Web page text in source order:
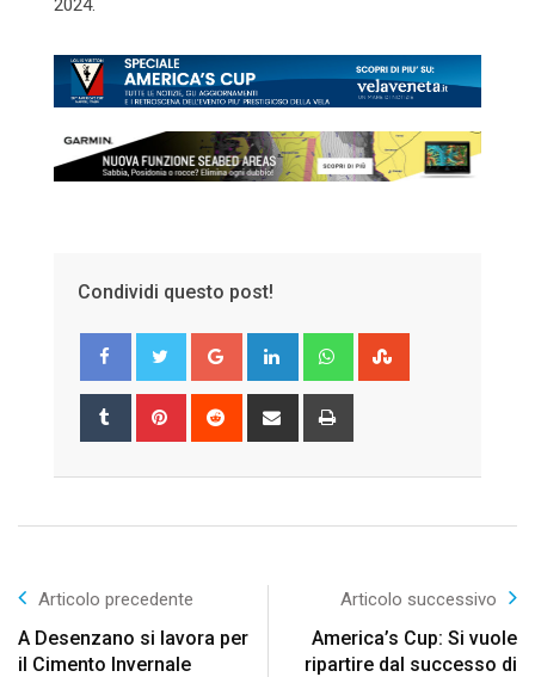
2024.
Condividi questo post!
Google+ LinkedIn Whatsapp
Tumblr Pinterest Reddit
Share
Articolo precedente
A Desenzano si lavora per
il Cimento Invernale
Articolo successivo
America’s Cup: Si vuole
ripartire dal successo di